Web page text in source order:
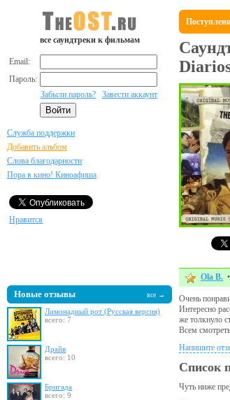
все саундтреки к фильмам
Email:
Пароль:
Забыли пароль?
Завести аккаунт
Служба поддержки
Добавить альбом
Слова благодарности
Пора в кино! Киноафиша
Нравится
Новые отзывы все →
Лимонадный рот (Русская версия)
всего: 7
Драйв
всего: 10
Бригада
всего: 9
Ola B.
Очень
Интересно
же толкнуло
Всем
Напишите
Список
Чуть ниже